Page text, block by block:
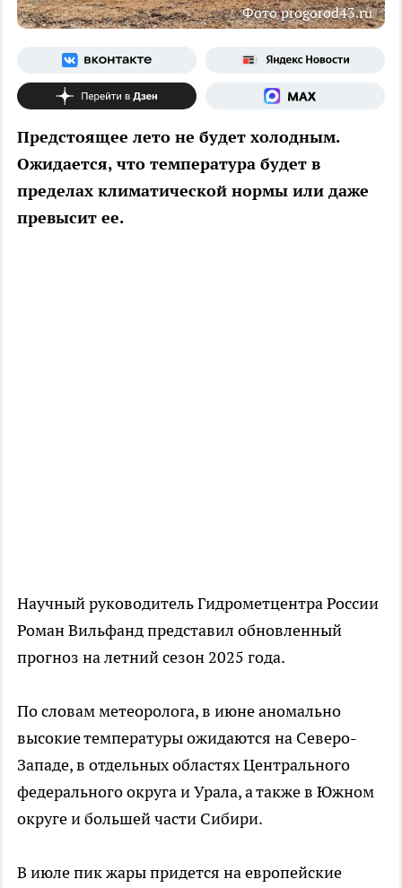
Фото progorod43.ru
Предстоящее лето не будет холодным.
Ожидается, что температура будет в
пределах климатической нормы или даже
превысит ее.
Научный руководитель Гидрометцентра России
Роман Вильфанд представил обновленный
прогноз на летний сезон 2025 года.
По словам метеоролога, в июне аномально
высокие температуры ожидаются на Северо-
Западе, в отдельных областях Центрального
федерального округа и Урала, а также в Южном
округе и большей части Сибири.
В июле пик жары придется на европейские